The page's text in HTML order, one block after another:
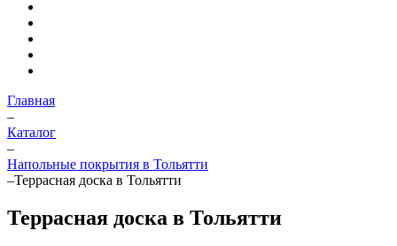
Главная
–
Каталог
–
Напольные покрытия в Тольятти
–Террасная доска в Тольятти
Террасная доска в Тольятти